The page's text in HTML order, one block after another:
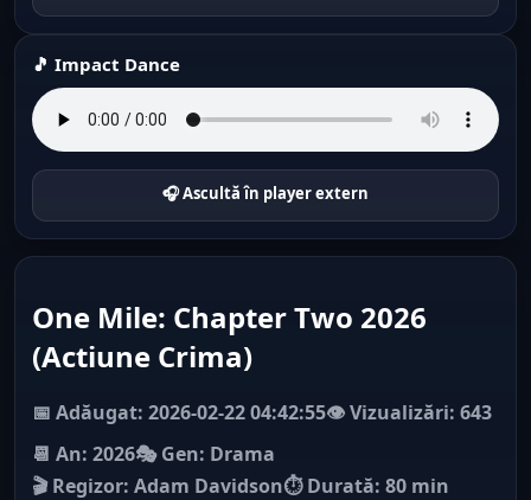
🎵 Impact Dance
🎧 Ascultă în player extern
One Mile: Chapter Two 2026
(Actiune Crima)
📅 Adăugat: 2026-02-22 04:42:55👁️ Vizualizări: 643
📆 An: 2026🎭 Gen: Drama
🎬 Regizor: Adam Davidson⏱ Durată: 80 min